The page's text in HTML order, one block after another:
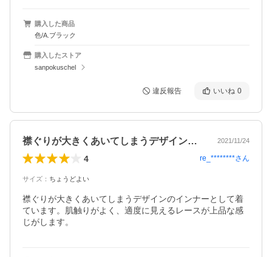
購入した商品
色/A.ブラック
購入したストア
sanpokuschel
違反報告 いいね 0
襟ぐりが大きくあいてしまうデザインのイ… 2021/11/24
4 re_********さん
サイズ ： ちょうどよい
襟ぐりが大きくあいてしまうデザインのインナーとして着
ています。肌触りがよく、適度に見えるレースが上品な感
じがします。